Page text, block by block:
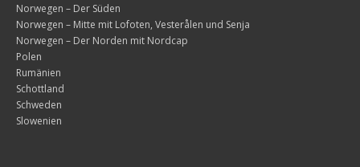
Dienstag, 28.07. – mein Dorf „Bergendal“
Donnerstag, 30.07. – entlang der Küste nach Tengs
Freitag, 31.07. – Eintauchen in die Bergwelt ohne
Norwegen – Der Süden
Norwegen – Mitte mit Lofoten, Vesterålen und Senja
Norwegen – Der Norden mit Nordcap
Polen
Rumänien
Schottland
Schweden
Slowenien